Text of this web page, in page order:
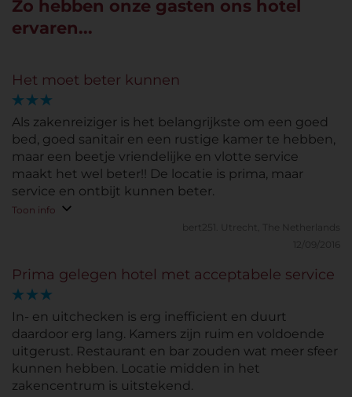
Zo hebben onze gasten ons hotel
ervaren...
Het moet beter kunnen
Als zakenreiziger is het belangrijkste om een goed
bed, goed sanitair en een rustige kamer te hebben,
maar een beetje vriendelijke en vlotte service
maakt het wel beter!! De locatie is prima, maar
service en ontbijt kunnen beter.
Toon info
bert251.
Utrecht, The Netherlands
12/09/2016
Prima gelegen hotel met acceptabele service
In- en uitchecken is erg inefficient en duurt
daardoor erg lang. Kamers zijn ruim en voldoende
uitgerust. Restaurant en bar zouden wat meer sfeer
kunnen hebben. Locatie midden in het
zakencentrum is uitstekend.